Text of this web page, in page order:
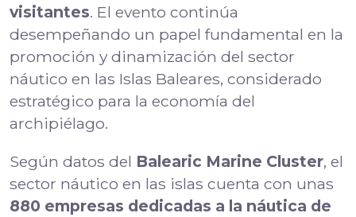
visitantes. El evento continúa
desempeñando un papel fundamental en la
promoción y dinamización del sector
náutico en las Islas Baleares, considerado
estratégico para la economía del
archipiélago.
Según datos del Balearic Marine Cluster, el
sector náutico en las islas cuenta con unas
880 empresas dedicadas a la náutica de